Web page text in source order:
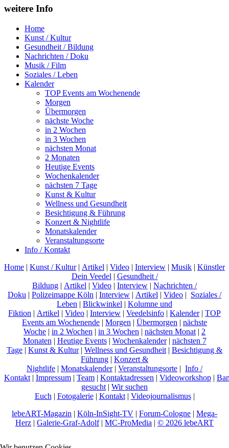
weitere Info
Home
Kunst / Kultur
Gesundheit / Bildung
Nachrichten / Doku
Musik / Film
Soziales / Leben
Kalender
TOP Events am Wochenende
Morgen
Übermorgen
nächste Woche
in 2 Wochen
in 3 Wochen
nächsten Monat
2 Monaten
Heutige Events
Wochenkalender
nächsten 7 Tage
Kunst & Kultur
Wellness und Gesundheit
Besichtigung & Führung
Konzert & Nightlife
Monatskalender
Veranstaltungsorte
Info / Kontakt
Home | Kunst / Kultur| Artikel | Video | Interview | Musik | Künstler
Dein Veedel | Gesundheit /
Bildung | Artikel | Video | Interview | Nachrichten /
Doku | Polizeimappe Köln | Interview | Artikel | Video | Soziales /
Leben | Blickwinkel | Kolumne und
Fiktion | Artikel | Video | Interview | Veedelsinfo | Kalender| TOP
Events am Wochenende | Morgen | Übermorgen | nächste
Woche | in 2 Wochen | in 3 Wochen | nächsten Monat | 2
Monaten | Heutige Events| Wochenkalender| nächsten 7
Tage | Kunst & Kultur| Wellness und Gesundheit | Besichtigung &
Führung | Konzert &
Nightlife | Monatskalender| Veranstaltungsorte | Info /
Kontakt | Impressum | Team | Kontaktadressen | Videoworkshop |
gesucht | Wir suchen
Euch | Fotogalerie| Kontakt| Videojournalismus|
lebeART-Magazin | Köln-InSight-TV | Forum-Cologne | Mega-
Herz | Galerie-Graf-Adolf| MC-ProMedia | © 2026 lebeART